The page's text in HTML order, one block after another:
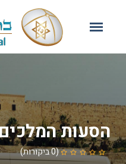
הסעות המלכים
(0 ביקורות)